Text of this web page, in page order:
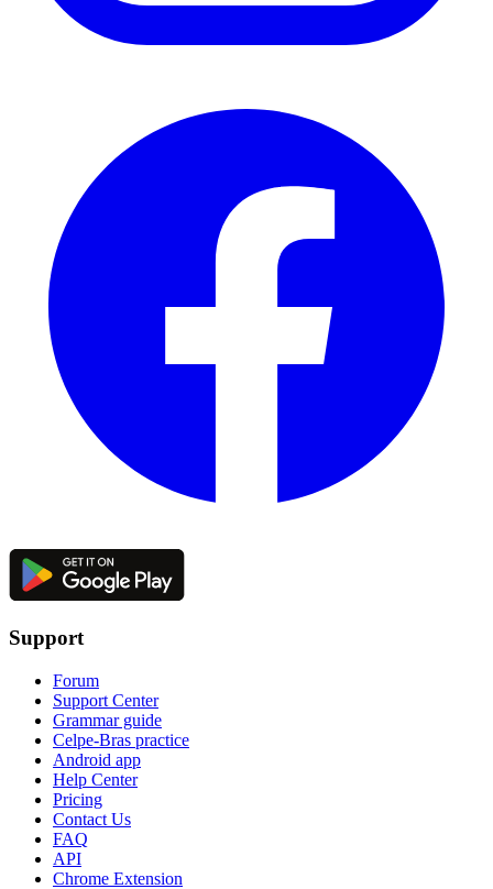
Support
Forum
Support Center
Grammar guide
Celpe-Bras practice
Android app
Help Center
Pricing
Contact Us
FAQ
API
Chrome Extension